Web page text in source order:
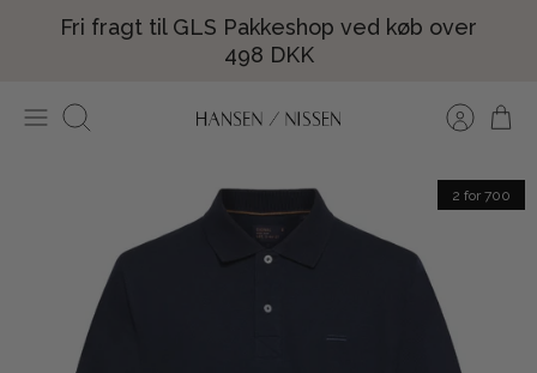
Fri fragt til GLS Pakkeshop ved køb over
498 DKK
Søg
2 for 700